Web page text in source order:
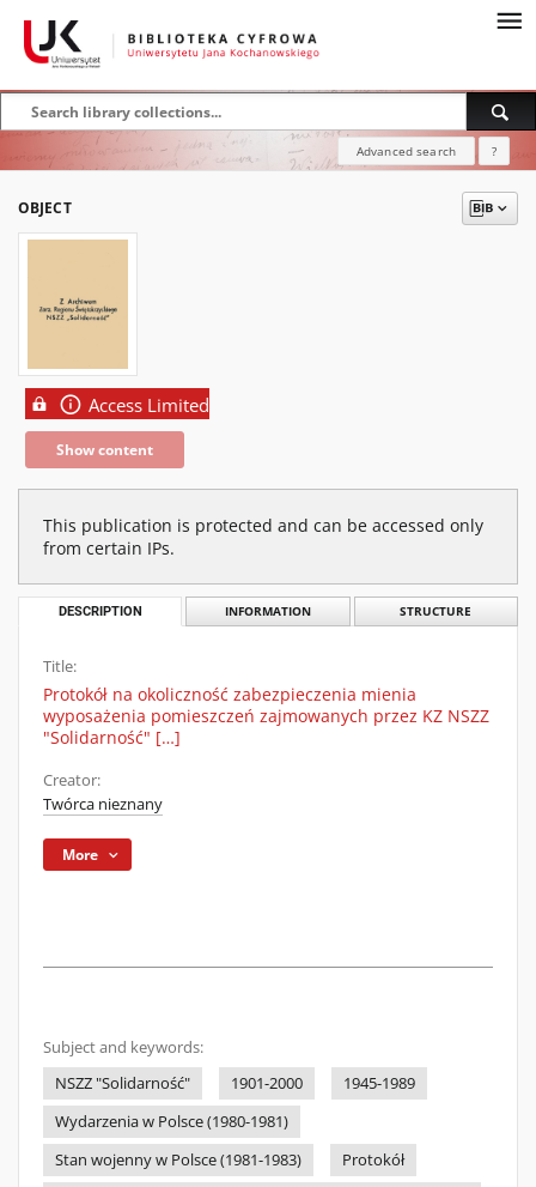
Advanced search ?
OBJECT
Access Limited
Show content
This publication is protected and can be accessed only
from certain IPs.
DESCRIPTION INFORMATION STRUCTURE
Title:
Protokół na okoliczność zabezpieczenia mienia
wyposażenia pomieszczeń zajmowanych przez KZ NSZZ
"Solidarność" […]
Creator:
Twórca nieznany
More
Subject and keywords:
NSZZ "Solidarność"
1901-2000
1945-1989
Wydarzenia w Polsce (1980-1981)
Stan wojenny w Polsce (1981-1983)
Protokół